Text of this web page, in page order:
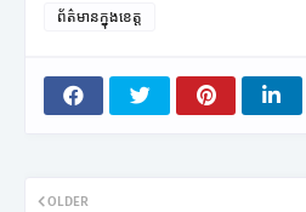
ព័ត៌មានក្នុងខេត្ត
OLDER